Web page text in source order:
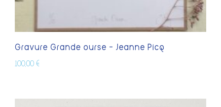
Gravure Grande ourse – Jeanne Picq
100,00 €